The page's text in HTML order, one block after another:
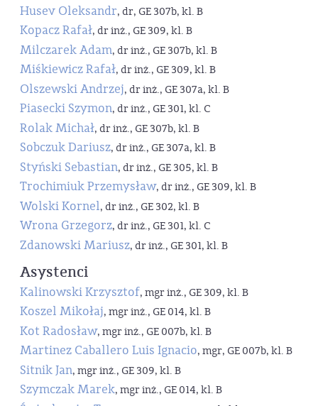
Husev Oleksandr, dr, GE 307b, kl. B
Kopacz Rafał, dr inż., GE 309, kl. B
Milczarek Adam, dr inż., GE 307b, kl. B
Miśkiewicz Rafał, dr inż., GE 309, kl. B
Olszewski Andrzej, dr inż., GE 307a, kl. B
Piasecki Szymon, dr inż., GE 301, kl. C
Rolak Michał, dr inż., GE 307b, kl. B
Sobczuk Dariusz, dr inż., GE 307a, kl. B
Styński Sebastian, dr inż., GE 305, kl. B
Trochimiuk Przemysław, dr inż., GE 309, kl. B
Wolski Kornel, dr inż., GE 302, kl. B
Wrona Grzegorz, dr inż., GE 301, kl. C
Zdanowski Mariusz, dr inż., GE 301, kl. B
Asystenci
Kalinowski Krzysztof, mgr inż., GE 309, kl. B
Koszel Mikołaj, mgr inż., GE 014, kl. B
Kot Radosław, mgr inż., GE 007b, kl. B
Martinez Caballero Luis Ignacio, mgr, GE 007b, kl. B
Sitnik Jan, mgr inż., GE 309, kl. B
Szymczak Marek, mgr inż., GE 014, kl. B